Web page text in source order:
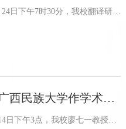
2018年10月24日下午7时30分，我校翻译研究所廖七一教授受邀前往西南交通大学，为外国语学院师生作了题为“典籍外译与接受语境”的讲座。本次讲座由俞森林教授主持。廖七一教授主要从五个方面展开讨论：1...
我校廖七一教授受邀前往广西民族大学作学术讲座